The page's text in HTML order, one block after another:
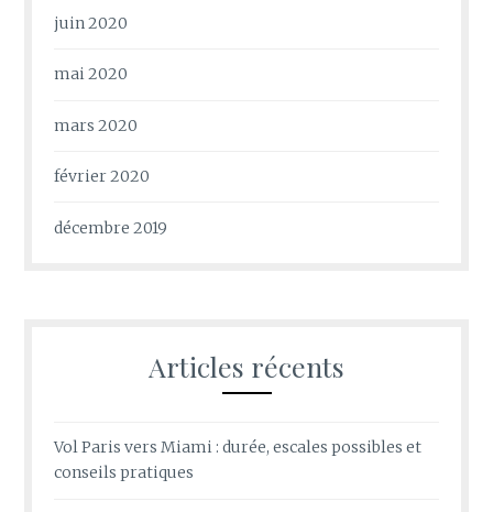
juin 2020
mai 2020
mars 2020
février 2020
décembre 2019
Articles récents
Vol Paris vers Miami : durée, escales possibles et
conseils pratiques